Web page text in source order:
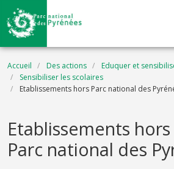
Aller au contenu principal
Fil d'Ariane
Accueil Des actions
Eduquer et
Sensibiliser les scolaires
Etablissements hors Parc national des
Etablissements hors
Parc national des